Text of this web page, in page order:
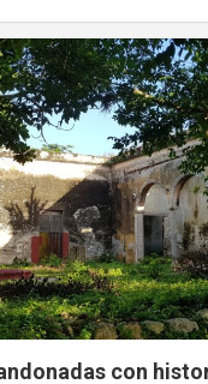
con